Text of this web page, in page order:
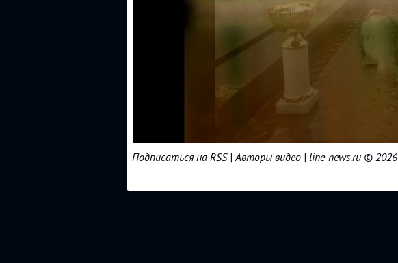
Подписаться на RSS|Авторы видео | line-news.ru © 2026